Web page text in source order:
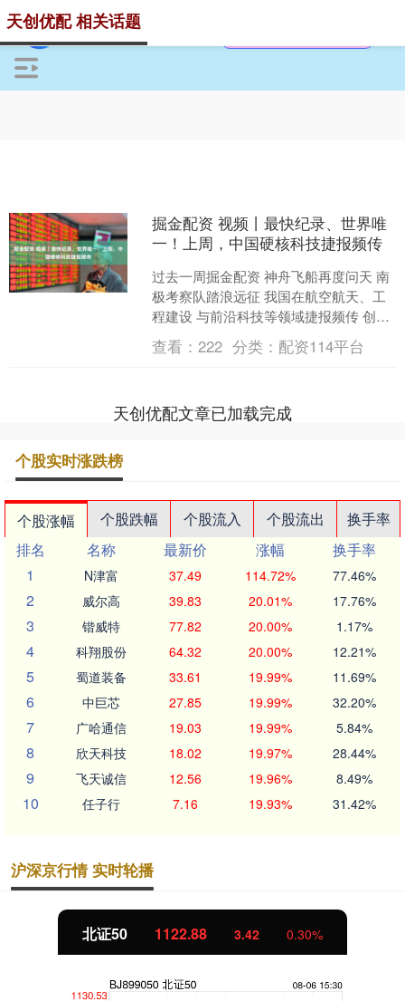
天创优配 相关话题
掘金配资 视频丨最快纪录、世界唯
一！上周，中国硬核科技捷报频传
过去一周掘金配资 神舟飞船再度问天 南
极考察队踏浪远征 我国在航空航天、工
程建设 与前沿科技等领域捷报频传 创下
多个“首次”和“世界唯一” 01 神舟二十一
号，....
查看：222 分类： 配资114平台
天创优配文章已加载完成
个股实时涨跌榜
个股涨幅 个股跌幅 个股流入 个股流出
换手率
排名
名称 最新价 涨幅
换手率
1
N津富 37.49 114.72% 77.46%
2 威尔高 39.83 20.01% 17.76%
3 锴威特 77.82 20.00% 1.17%
4 科翔股份 64.32 20.00% 12.21%
5 蜀道装备 33.61 19.99% 11.69%
6 中巨芯 27.85 19.99% 32.20%
7 广哈通信 19.03 19.99% 5.84%
8 欣天科技 18.02 19.97% 28.44%
9 飞天诚信 12.56 19.96% 8.49%
10 任子行 7.16 19.93% 31.42%
沪深京行情 实时轮播
北证50 1122.88 3.42 0.30%